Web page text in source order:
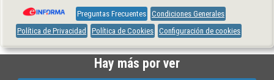
Preguntas Frecuentes Condiciones Generales
Política de Privacidad
Política de Cookies Configuración de cookies
Hay más por ver